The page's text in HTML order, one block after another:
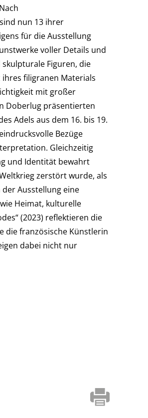
nun 13 ihrer
für die Ausstellung
voller Details und
Figuren, die
filigranen Materials
mit großer
Doberlug präsentierten
Adels aus dem 16. bis 19.
Bezüge
Gleichzeitig
und Identität bewahrt
zerstört wurde, als
Ausstellung eine
Heimat, kulturelle
(2023) reflektieren die
die französische Künstlerin
dabei nicht nur